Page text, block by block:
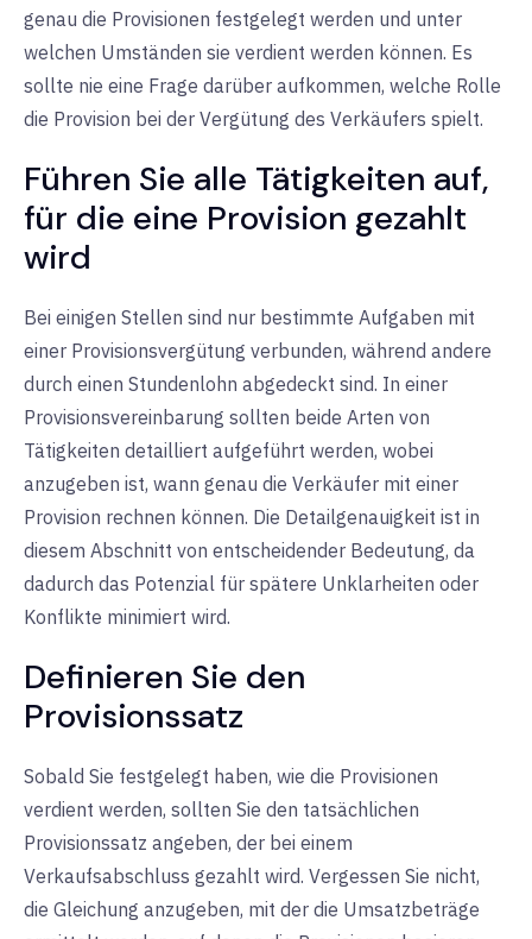
genau die Provisionen festgelegt werden und unter
welchen Umständen sie verdient werden können. Es
sollte nie eine Frage darüber aufkommen, welche Rolle
die Provision bei der Vergütung des Verkäufers spielt.
Führen Sie alle Tätigkeiten auf,
für die eine Provision gezahlt
wird
Bei einigen Stellen sind nur bestimmte Aufgaben mit
einer Provisionsvergütung verbunden, während andere
durch einen Stundenlohn abgedeckt sind. In einer
Provisionsvereinbarung sollten beide Arten von
Tätigkeiten detailliert aufgeführt werden, wobei
anzugeben ist, wann genau die Verkäufer mit einer
Provision rechnen können. Die Detailgenauigkeit ist in
diesem Abschnitt von entscheidender Bedeutung, da
dadurch das Potenzial für spätere Unklarheiten oder
Konflikte minimiert wird.
Definieren Sie den
Provisionssatz
Sobald Sie festgelegt haben, wie die Provisionen
verdient werden, sollten Sie den tatsächlichen
Provisionssatz angeben, der bei einem
Verkaufsabschluss gezahlt wird. Vergessen Sie nicht,
die Gleichung anzugeben, mit der die Umsatzbeträge